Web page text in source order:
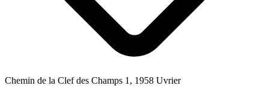
Chemin de la Clef des Champs 1, 1958 Uvrier